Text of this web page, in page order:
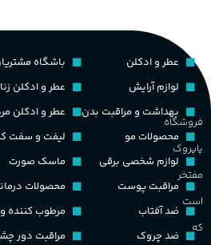
لیتر)
پخش بو
کشور مبدا برند
طبع
PA_بخش-بو
فروشگاه
پاپروک
مفتخر
است
که
عطر و ادکلن
لوازم آرایش
بهداشت و مراقبت بدن
محصولات مو
لوازم شخصی برقی
مراقبت پوست
ضد آفتاب
ضد چروک
باشگاه
عطر و ادکلن
عطر و ادکلن
لیفت و سفت
ماسک صورت
محصولات
مرطوب کننده
مراقبت دور